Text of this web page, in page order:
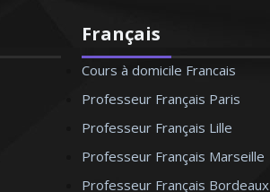
Français
Cours à domicile Francais
Professeur Français Paris
Professeur Français Lille
Professeur Français Marseille
Professeur Français Bordeaux